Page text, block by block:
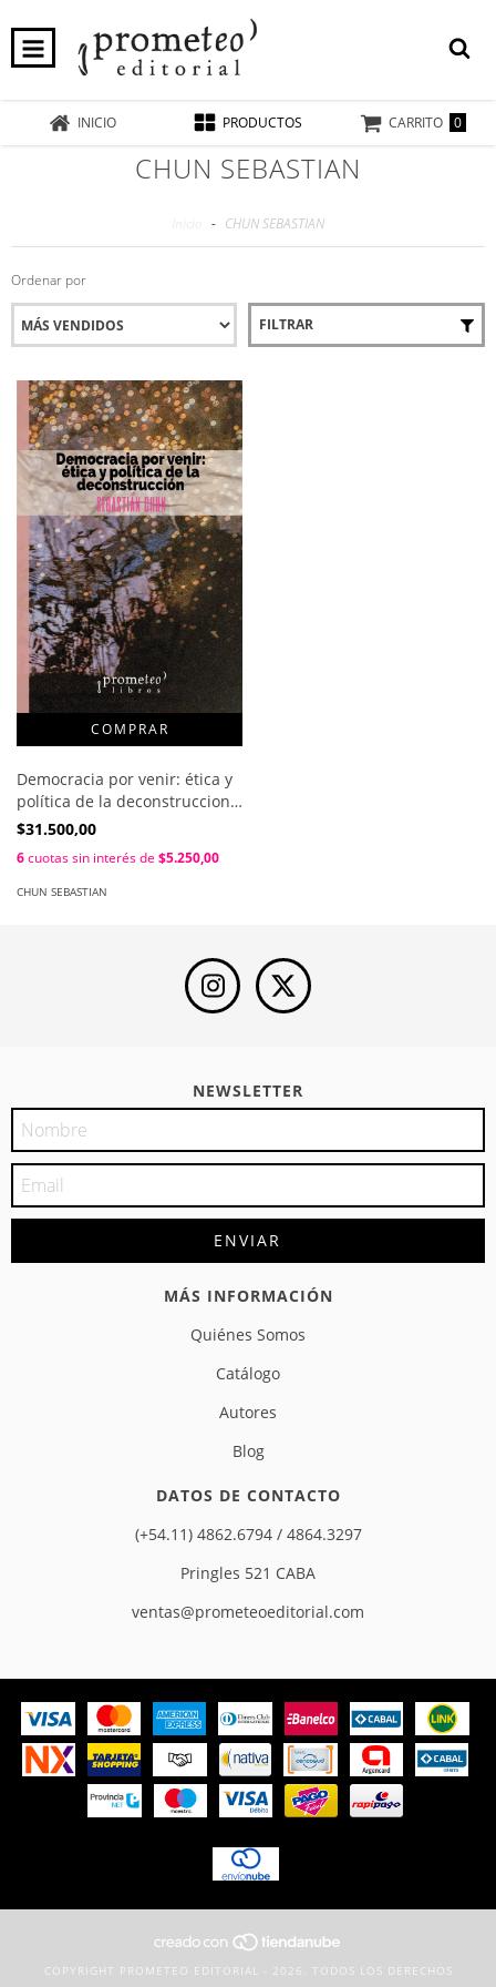
INICIO PRODUCTOS CARRITO 0
CHUN SEBASTIAN
- CHUN SEBASTIAN
Ordenar por
FILTRAR
Democracia por venir: ética y
política de la deconstruccion /
Chun Sebastian
$31.500,00
6cuotas sin interés de $5.250,00
CHUN SEBASTIAN
NEWSLETTER
MÁS INFORMACIÓN
Quiénes Somos
Catálogo
Autores
Blog
DATOS DE CONTACTO
(+54.11) 4862.6794 / 4864.3297
Pringles 521 CABA
ventas@prometeoeditorial.com
COPYRIGHT PROMETEO EDITORIAL - 2026. TODOS LOS DERECHOS